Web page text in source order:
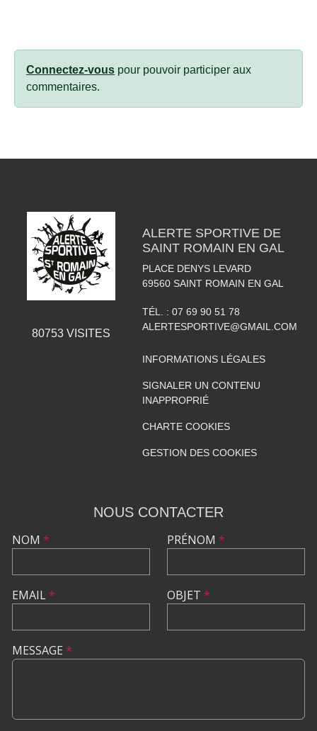
Connectez-vous pour pouvoir participer aux
commentaires.
80753VISITES
ALERTE SPORTIVE DE
SAINT ROMAIN EN GAL
PLACE DENYS LEVARD
69560 SAINT ROMAIN EN GAL
TÉL. : 07 69 90 51 78
ALERTESPORTIVE@GMAIL.COM
INFORMATIONS LÉGALES
SIGNALER UN CONTENU
INAPPROPRIÉ
CHARTE COOKIES
GESTION DES COOKIES
NOUS CONTACTER
NOM *
EMAIL*
PRÉNOM *
OBJET *
MESSAGE *